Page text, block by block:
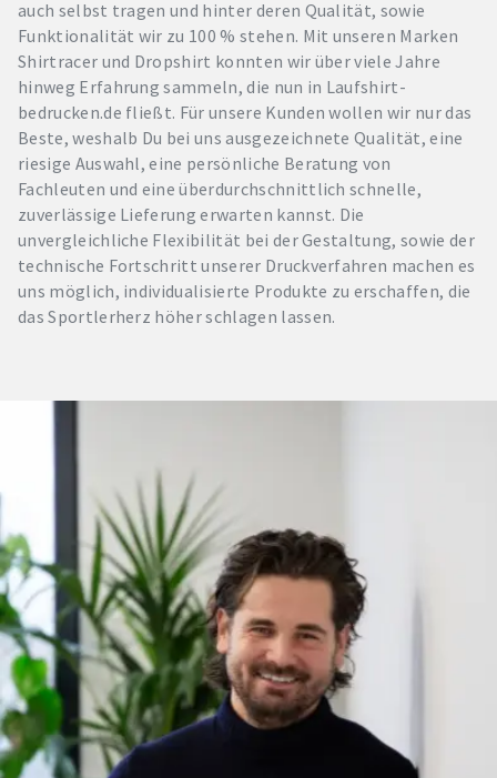
auch selbst tragen und hinter deren Qualität, sowie
Funktionalität wir zu 100 % stehen. Mit unseren Marken
Shirtracer und Dropshirt konnten wir über viele Jahre
hinweg Erfahrung sammeln, die nun in Laufshirt-
bedrucken.de fließt. Für unsere Kunden wollen wir nur das
Beste, weshalb Du bei uns ausgezeichnete Qualität, eine
riesige Auswahl, eine persönliche Beratung von
Fachleuten und eine überdurchschnittlich schnelle,
zuverlässige Lieferung erwarten kannst. Die
unvergleichliche Flexibilität bei der Gestaltung, sowie der
technische Fortschritt unserer Druckverfahren machen es
uns möglich, individualisierte Produkte zu erschaffen, die
das Sportlerherz höher schlagen lassen.